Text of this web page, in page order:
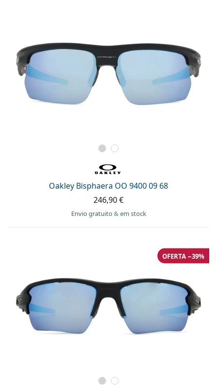
Oakley Bisphaera OO 9400 09 68
246,90 €
Envio gratuito& em stock
OFERTA −39%